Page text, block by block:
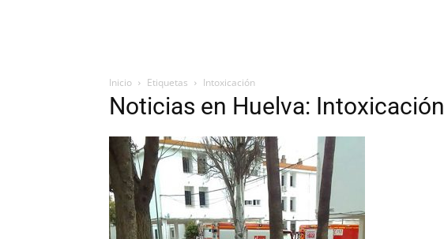
Inicio Etiquetas Intoxicación
Noticias en Huelva: Intoxicación